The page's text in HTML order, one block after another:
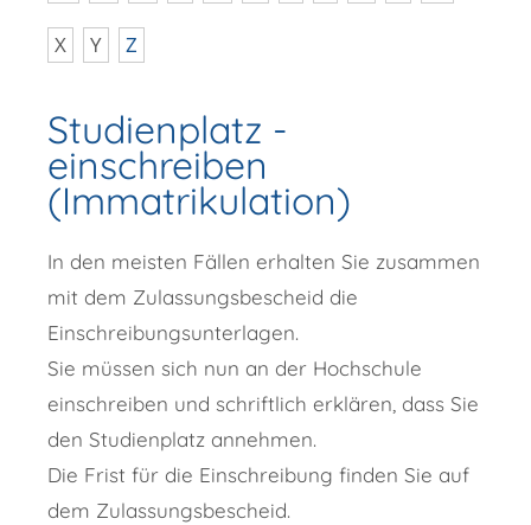
X Y Z
Studienplatz -
einschreiben
(Immatrikulation)
In den meisten Fällen erhalten Sie zusammen
mit dem Zulassungsbescheid die
Einschreibungsunterlagen.
Sie müssen sich nun an der Hochschule
einschreiben und schriftlich erklären, dass Sie
den Studienplatz annehmen.
Die Frist für die Einschreibung finden Sie auf
dem Zulassungsbescheid.